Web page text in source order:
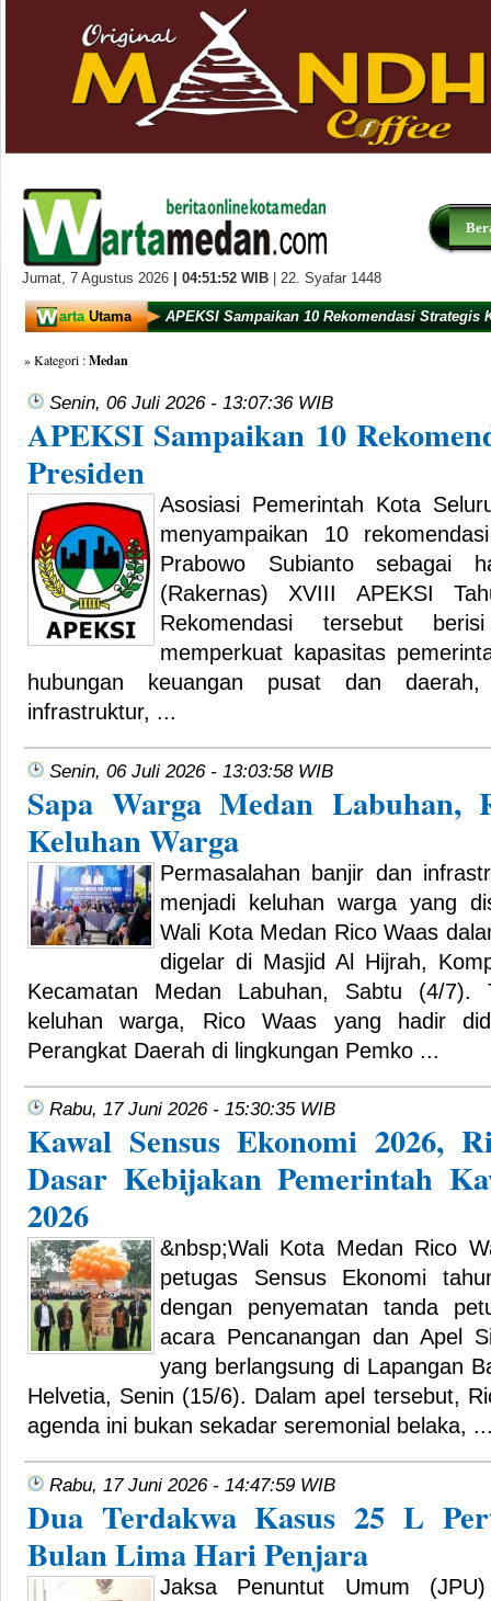
Jumat, 7 Agustus 2026 04:51:52 WIB | 22. Syafar 1448
APEKSI Sampaikan 10 Rekomendasi Strategis
arta Utama
» Kategori :Medan
Senin, 06 Juli 2026 - 13:07:36 WIB
APEKSI Sampaikan 10
Presiden
Asosiasi Pemerintah Kota
menyampaikan 10
Prabowo Subianto sebagai
(Rakernas) XVIII APEKSI
Rekomendasi tersebut
memperkuat kapasitas
hubungan keuangan pusat dan daerah,
infrastruktur, ...
Senin, 06 Juli 2026 - 13:03:58 WIB
Sapa Warga Medan Labuhan,
Keluhan Warga
Permasalahan banjir dan
menjadi keluhan warga yang
Wali Kota Medan Rico Waas
digelar di Masjid Al Hijrah,
Kecamatan Medan Labuhan, Sabtu (4/7).
keluhan warga, Rico Waas yang hadir
Perangkat Daerah di lingkungan Pemko ...
Rabu, 17 Juni 2026 - 15:30:35 WIB
Kawal Sensus Ekonomi 2026,
Dasar Kebijakan Pemerintah
2026
&nbsp;Wali Kota Medan Rico
petugas Sensus Ekonomi
dengan penyematan tanda
acara Pencanangan dan Apel
yang berlangsung di Lapangan
Helvetia, Senin (15/6). Dalam apel tersebut,
agenda ini bukan sekadar seremonial belaka,
Rabu, 17 Juni 2026 - 14:47:59 WIB
Dua Terdakwa Kasus 25 L
Bulan Lima Hari Penjara
Jaksa Penuntut Umum